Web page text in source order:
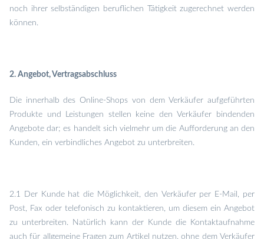
noch ihrer selbständigen beruflichen Tätigkeit zugerechnet werden
können.
2. Angebot, Vertragsabschluss
Die innerhalb des Online-Shops von dem Verkäufer aufgeführten
Produkte und Leistungen stellen keine den Verkäufer bindenden
Angebote dar; es handelt sich vielmehr um die Aufforderung an den
Kunden, ein verbindliches Angebot zu unterbreiten.
2.1 Der Kunde hat die Möglichkeit, den Verkäufer per E-Mail, per
Post, Fax oder telefonisch zu kontaktieren, um diesem ein Angebot
zu unterbreiten. Natürlich kann der Kunde die Kontaktaufnahme
auch für allgemeine Fragen zum Artikel nutzen, ohne dem Verkäufer